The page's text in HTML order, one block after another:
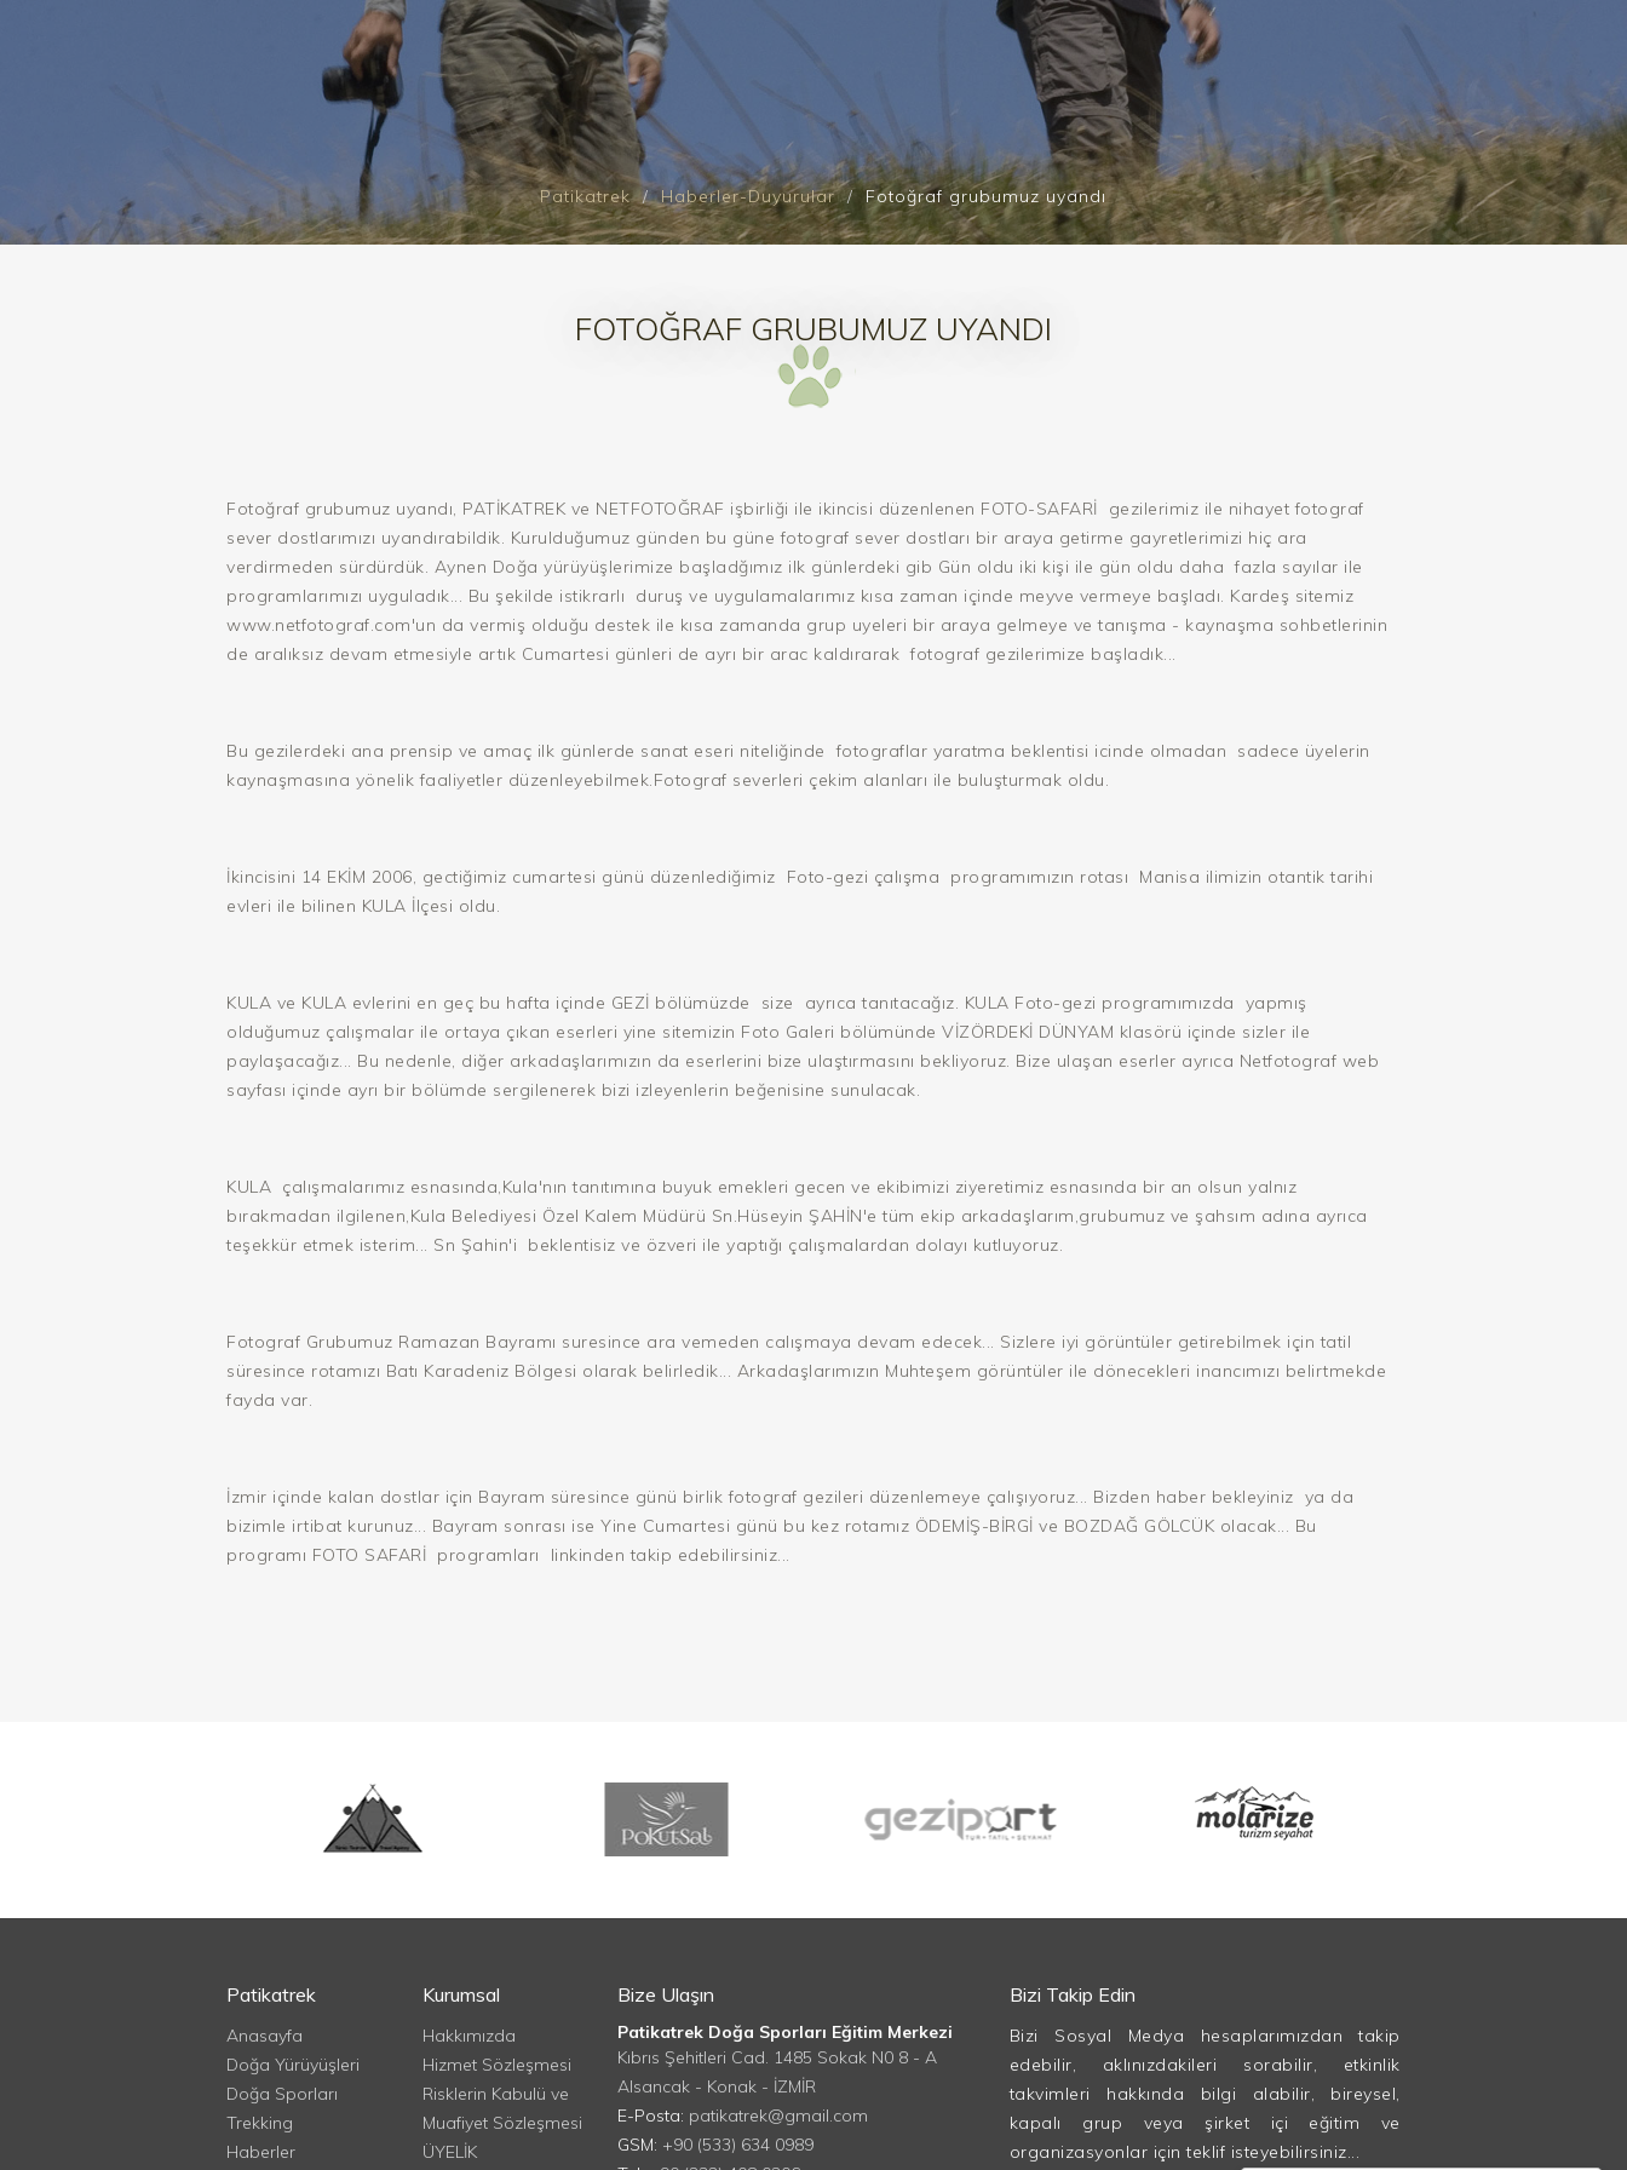
Patikatrek Haberler-Duyurular Fotoğraf grubumuz uyandı
FOTOĞRAF GRUBUMUZ UYANDI
Fotoğraf grubumuz uyandı, PATİKATREK ve NETFOTOĞRAF işbirliği ile ikincisi düzenlenen FOTO-SAFARİ
gezilerimiz ile nihayet fotograf
sever dostlarımızı uyandırabildik. Kurulduğumuz günden bu güne fotograf sever dostları bir araya getirme gayretlerimizi hiç ara
verdirmeden sürdürdük. Aynen Doğa yürüyüşlerimize başladğımız ilk günlerdeki gib Gün oldu iki kişi ile gün oldu daha fazla sayılar ile
programlarımızı uyguladık... Bu şekilde istikrarlı
duruş ve uygulamalarımız kısa zaman içinde meyve vermeye başladı. Kardeş sitemiz
www.netfotograf.com'un da vermiş olduğu destek ile kısa zamanda grup uyeleri bir araya gelmeye ve tanışma - kaynaşma sohbetlerinin
de aralıksız devam etmesiyle artık Cumartesi günleri de ayrı bir arac kaldırarak fotograf gezilerimize başladık...
Bu gezilerdeki ana prensip ve amaç ilk günlerde sanat eseri niteliğinde fotograflar yaratma beklentisi icinde olmadan
sadece üyelerin
kaynaşmasına yönelik faaliyetler düzenleyebilmek.Fotograf severleri çekim alanları ile buluşturmak oldu.
İkincisini 14 EKİM 2006, gectiğimiz cumartesi günü düzenlediğimiz Foto-gezi çalışma programımızın rotası
Manisa ilimizin otantik tarihi
evleri ile bilinen KULA İlçesi oldu.
KULA ve KULA evlerini en geç bu hafta içinde GEZİ bölümüzde size ayrıca tanıtacağız. KULA Foto-gezi programımızda
yapmış
olduğumuz çalışmalar ile ortaya çıkan eserleri yine sitemizin Foto Galeri bölümünde VİZÖRDEKİ DÜNYAM klasörü içinde sizler ile
paylaşacağız... Bu nedenle, diğer arkadaşlarımızın da eserlerini bize ulaştırmasını bekliyoruz. Bize ulaşan eserler ayrıca Netfotograf web
sayfası içinde ayrı bir bölümde sergilenerek bizi izleyenlerin beğenisine sunulacak.
KULA çalışmalarımız esnasında,Kula'nın tanıtımına buyuk emekleri gecen ve ekibimizi ziyeretimiz esnasında bir an olsun yalnız
bırakmadan ilgilenen,Kula Belediyesi Özel Kalem Müdürü Sn.Hüseyin ŞAHİN'e tüm ekip arkadaşlarım,grubumuz ve şahsım adına ayrıca
teşekkür etmek isterim... Sn Şahin'i
beklentisiz ve özveri ile yaptığı çalışmalardan dolayı kutluyoruz.
Fotograf Grubumuz Ramazan Bayramı suresince ara vemeden calışmaya devam edecek... Sizlere iyi görüntüler getirebilmek için tatil
süresince rotamızı Batı Karadeniz Bölgesi olarak belirledik... Arkadaşlarımızın Muhteşem görüntüler ile dönecekleri inancımızı belirtmekde
fayda var.
İzmir içinde kalan dostlar için Bayram süresince günü birlik fotograf gezileri düzenlemeye çalışıyoruz... Bizden haber bekleyiniz ya da
bizimle irtibat kurunuz... Bayram sonrası ise Yine Cumartesi günü bu kez rotamız ÖDEMİŞ-BİRGİ ve BOZDAĞ GÖLCÜK olacak... Bu
programı FOTO SAFARİ programları linkinden takip edebilirsiniz...
Patikatrek
Anasayfa
Doğa Yürüyüşleri
Doğa Sporları
Trekking
Haberler
Kurumsal
Hakkımızda
Hizmet Sözleşmesi
Risklerin Kabulü ve
Muafiyet Sözleşmesi
ÜYELİK
Bize Ulaşın
Patikatrek Doğa Sporları Eğitim Merkezi
Kıbrıs Şehitleri Cad. 1485 Sokak N0 8 - A
Alsancak - Konak - İZMİR
E-Posta: patikatrek@gmail.com
GSM: +90 (533) 634 0989
Bizi Takip Edin
Bizi Sosyal Medya hesaplarımızdan takip
edebilir, aklınızdakileri sorabilir, etkinlik
takvimleri hakkında bilgi alabilir, bireysel,
kapalı grup veya şirket içi eğitim ve
organizasyonlar için teklif isteyebilirsiniz...